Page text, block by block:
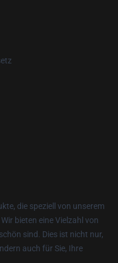
die speziell von unserem
bieten eine Vielzahl von
sind. Dies ist nicht nur,
auch für Sie, Ihre